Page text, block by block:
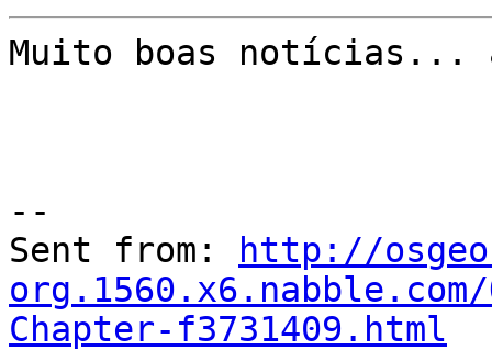
Muito boas notícias...
--
Sent from:
http://
org.1560.x6.nabble.com/
Chapter-f3731409.html